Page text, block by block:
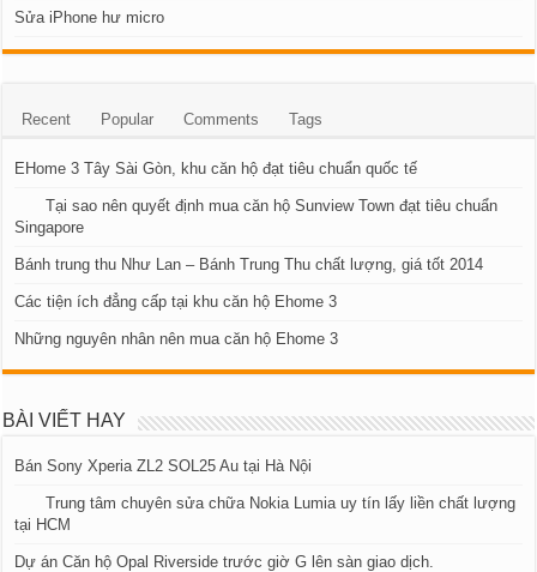
Sửa iPhone hư micro
Recent Popular Comments Tags
EHome 3 Tây Sài Gòn, khu căn hộ đạt tiêu chuẩn quốc tế
Tại sao nên quyết định mua căn hộ Sunview Town đạt tiêu chuẩn
Singapore
Bánh trung thu Như Lan – Bánh Trung Thu chất lượng, giá tốt 2014
Các tiện ích đẳng cấp tại khu căn hộ Ehome 3
Những nguyên nhân nên mua căn hộ Ehome 3
BÀI VIẾT HAY
Bán Sony Xperia ZL2 SOL25 Au tại Hà Nội
Trung tâm chuyên sửa chữa Nokia Lumia uy tín lấy liền chất lượng
tại HCM
Dự án Căn hộ Opal Riverside trước giờ G lên sàn giao dịch.